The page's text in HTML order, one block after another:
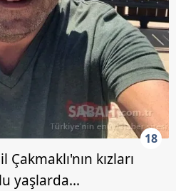
18
kızları
yaşlarda...